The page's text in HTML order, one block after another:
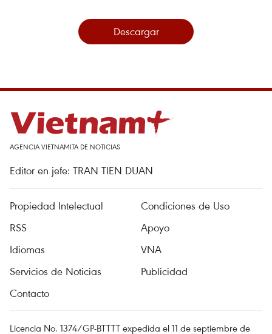
Descargar
AGENCIA VIETNAMITA DE NOTICIAS
Editor en jefe: TRAN TIEN DUAN
Propiedad Intelectual
Condiciones de Uso
RSS
Apoyo
Idiomas
VNA
Servicios de Noticias
Publicidad
Contacto
Licencia No. 1374/GP-BTTTT expedida el 11 de septiembre de